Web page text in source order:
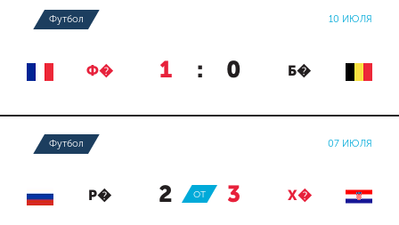
Футбол 10 ИЮЛЯ
Ф� 1 : 0 Б�
Футбол 07 ИЮЛЯ
Р� 2 : 3 Х�
ОТ